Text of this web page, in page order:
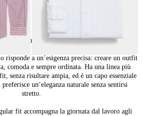
24di 91prodotti
fit uomo: uno stile classico
a un’esigenza precisa: creare un outfit
comoda e sempre ordinata. Ha una linea più
senza risultare ampia, ed è un capo essenziale
un’eleganza naturale senza sentirsi
stretto.
fit accompagna la giornata dal lavoro agli